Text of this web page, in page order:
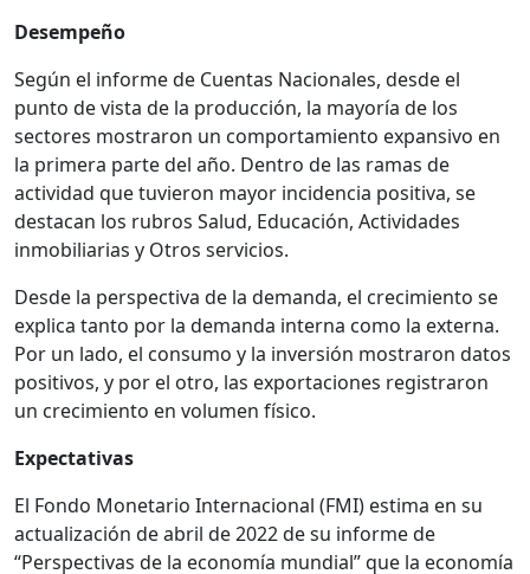
Desempeño
Según el informe de Cuentas Nacionales, desde el
punto de vista de la producción, la mayoría de los
sectores mostraron un comportamiento expansivo en
la primera parte del año. Dentro de las ramas de
actividad que tuvieron mayor incidencia positiva, se
destacan los rubros Salud, Educación, Actividades
inmobiliarias y Otros servicios.
Desde la perspectiva de la demanda, el crecimiento se
explica tanto por la demanda interna como la externa.
Por un lado, el consumo y la inversión mostraron datos
positivos, y por el otro, las exportaciones registraron
un crecimiento en volumen físico.
Expectativas
El Fondo Monetario Internacional (FMI) estima en su
actualización de abril de 2022 de su informe de
“Perspectivas de la economía mundial” que la economía